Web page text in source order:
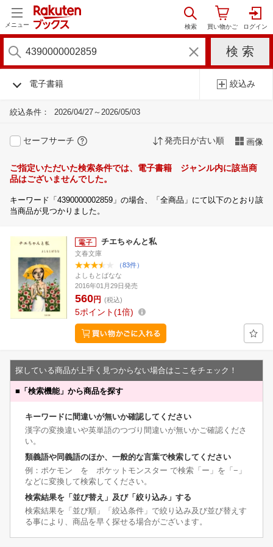
メニュー
電子書籍 絞込み
絞込条件： 2026/04/27～2026/05/03
セーフサーチ 発売日が古い順 画像
ご指定いただいた検索条件では、電子書籍 ジャンル内に該当商
品はございませんでした。
キーワード「4390000002859」の場合、「全商品」にて以下のとおり該
当商品が見つかりました。
チエちゃんと私
文春文庫
（83件）
よしもとばなな
2016年01月29日発売
560円 (税込)
5ポイント 1倍
探している商品が上手く見つからない場合はここをチェック！
■ 「検索機能」から商品を探す
キーワードに間違いが無いか確認してください
漢字の変換違いや英単語のつづり間違いが無いかご確認くださ
い。
類義語や同義語のほか、一般的な言葉で検索してください
例：ポケモン を ポケットモンスター で検索「ー」を「−」
などに変換して検索してください。
検索結果を「並び替え」及び「絞り込み」する
検索結果を「並び順」「絞込条件」で絞り込み及び並び替えす
る事により、商品を早く探せる場合がございます。